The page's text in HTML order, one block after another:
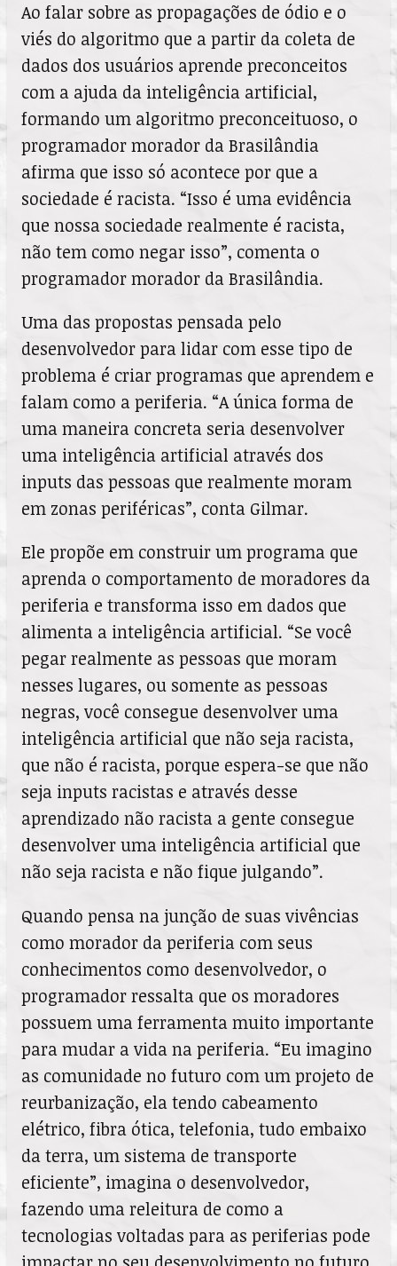
Ao falar sobre as propagações de ódio e o
viés do algoritmo que a partir da coleta de
dados dos usuários aprende preconceitos
com a ajuda da inteligência artificial,
formando um algoritmo preconceituoso, o
programador morador da Brasilândia
afirma que isso só acontece por que a
sociedade é racista. “Isso é uma evidência
que nossa sociedade realmente é racista,
não tem como negar isso”, comenta o
programador morador da Brasilândia.
Uma das propostas pensada pelo
desenvolvedor para lidar com esse tipo de
problema é criar programas que aprendem e
falam como a periferia. “A única forma de
uma maneira concreta seria desenvolver
uma inteligência artificial através dos
inputs das pessoas que realmente moram
em zonas periféricas”, conta Gilmar.
Ele propõe em construir um programa que
aprenda o comportamento de moradores da
periferia e transforma isso em dados que
alimenta a inteligência artificial. “Se você
pegar realmente as pessoas que moram
nesses lugares, ou somente as pessoas
negras, você consegue desenvolver uma
inteligência artificial que não seja racista,
que não é racista, porque espera-se que não
seja inputs racistas e através desse
aprendizado não racista a gente consegue
desenvolver uma inteligência artificial que
não seja racista e não fique julgando”.
Quando pensa na junção de suas vivências
como morador da periferia com seus
conhecimentos como desenvolvedor, o
programador ressalta que os moradores
possuem uma ferramenta muito importante
para mudar a vida na periferia. “Eu imagino
as comunidade no futuro com um projeto de
reurbanização, ela tendo cabeamento
elétrico, fibra ótica, telefonia, tudo embaixo
da terra, um sistema de transporte
eficiente”, imagina o desenvolvedor,
fazendo uma releitura de como a
tecnologias voltadas para as periferias pode